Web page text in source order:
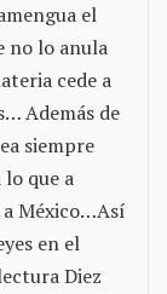
el
no lo anula
cede a
Además de
siempre
que a
a México…Así
en el
Diez